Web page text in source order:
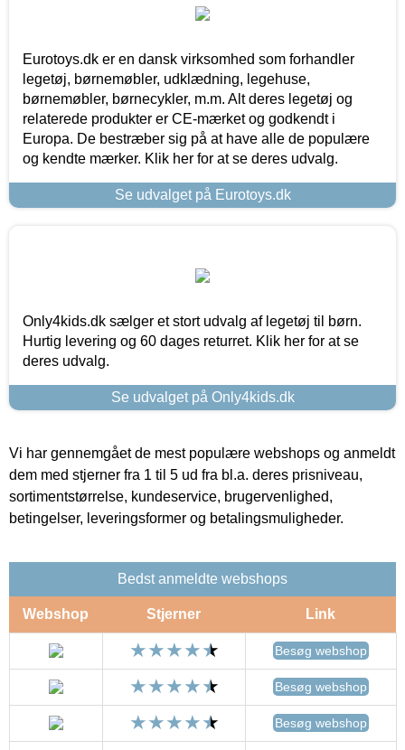
Eurotoys.dk er en dansk virksomhed som forhandler
legetøj, børnemøbler, udklædning, legehuse,
børnemøbler, børnecykler, m.m. Alt deres legetøj og
relaterede produkter er CE-mærket og godkendt i
Europa. De bestræber sig på at have alle de populære
og kendte mærker. Klik her for at se deres udvalg.
Se udvalget på Eurotoys.dk
Only4kids.dk sælger et stort udvalg af legetøj til børn.
Hurtig levering og 60 dages returret. Klik her for at se
deres udvalg.
Se udvalget på Only4kids.dk
Vi har gennemgået de mest populære webshops og anmeldt
dem med stjerner fra 1 til 5 ud fra bl.a. deres prisniveau,
sortimentstørrelse, kundeservice, brugervenlighed,
betingelser, leveringsformer og betalingsmuligheder.
Bedst anmeldte webshops
Webshop Stjerner Link
Besøg webshop
Besøg webshop
Besøg webshop